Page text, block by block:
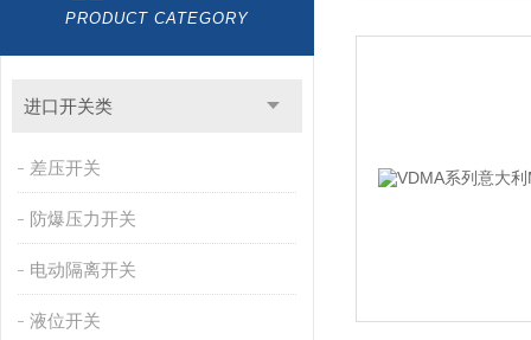
PRODUCT CATEGORY
进口开关类
差压开关
防爆压力开关
电动隔离开关
液位开关